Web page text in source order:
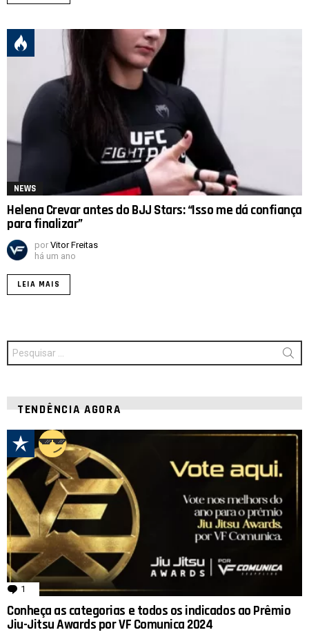
NEWS
Helena Crevar antes do BJJ Stars: “Isso me dá confiança
para finalizar”
por Vitor Freitas
há um ano
LEIA MAIS
Procurar
por:
TENDÊNCIA AGORA
1 comentário
Conheça as categorias e todos os indicados ao Prêmio
Jiu-Jitsu Awards por VF Comunica 2024